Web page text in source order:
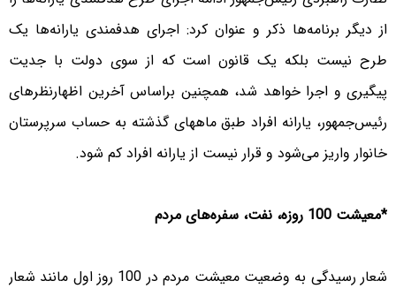
از دیگر برنامه‌ها ذکر و عنوان کرد: اجرای هدفمندی یارانه‌ها یک
طرح نیست بلکه یک قانون است که از سوی دولت با جدیت
پیگیری و اجرا خواهد شد، همچنین براساس آخرین اظهارنظرهای
رئیس‌جمهور، یارانه افراد طبق ماههای گذشته به حساب سرپرستان
خانوار واریز می‌شود و قرار نیست از یارانه افراد کم شود.
*معیشت 100 روزه، نفت، سفره‌های مردم
شعار رسیدگی به وضعیت معیشت مردم در 100 روز اول مانند شعار